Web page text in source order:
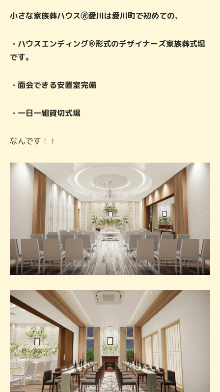
小さな家族葬ハウス🄬愛川は愛川町で初めての、
・ハウスエンディング®形式のデザイナーズ家族葬式場
です。
・面会できる安置室完備
・一日一組貸切式場
なんです！！